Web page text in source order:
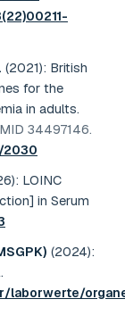
(2021): British
for the
in adults.
34497146.
2030
: LOINC
in Serum
(2024):
.
laborwerte/